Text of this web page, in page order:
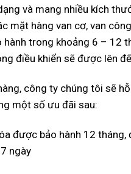
và mang nhiều kích
mặt hàng van cơ, van
hành trong khoảng 6 – 12
điều khiển sẽ được lên
công ty chúng tôi sẽ
một số ưu đãi sau:
được bảo hành 12 tháng,
ngày